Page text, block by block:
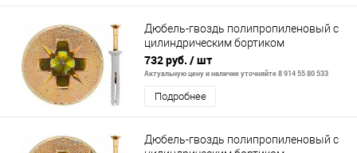
Дюбель-гвоздь полипропиленовый с
цилиндрическим бортиком
8х100мм,100шт// СИБРТЕХ
732 руб. / шт
Актуальную цену и наличие уточняйте 8 914 55 80 533
Подробнее
Дюбель-гвоздь полипропиленовый с